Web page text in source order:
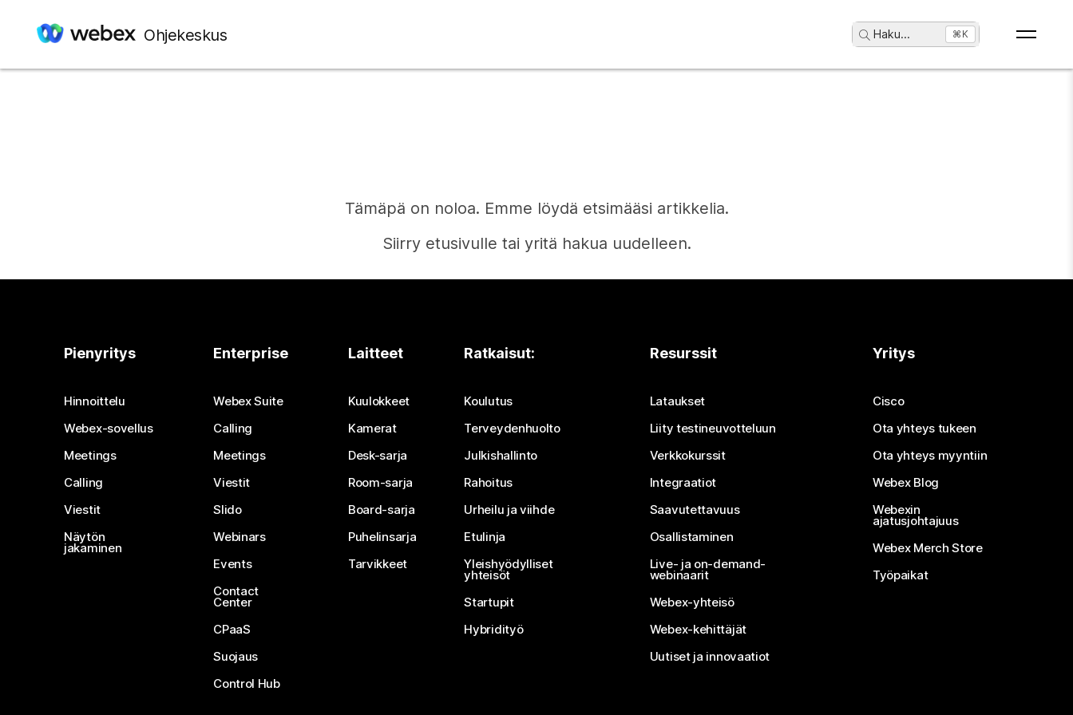
Ohjekeskus Haku... ⌘K
Tämäpä on noloa. Emme löydä etsimääsi artikkelia.
Siirry etusivulle tai yritä hakua uudelleen.
Tarvitsetko vastauksen?
Lähetä kysymys
Pienyritys
Hinnoittelu
Webex-sovellus
Meetings
Calling
Viestit
Näytön
jakaminen
Enterprise
Webex Suite
Calling
Meetings
Viestit
Slido
Webinars
Events
Contact
Center
CPaaS
Suojaus
Control Hub
Laitteet
Kuulokkeet
Kamerat
Desk-sarja
Room-sarja
Board-sarja
Puhelinsarja
Tarvikkeet
Ratkaisut:
Koulutus
Terveydenhuolto
Julkishallinto
Rahoitus
Urheilu ja viihde
Etulinja
Yleishyödylliset
yhteisöt
Startupit
Hybridityö
Resurssit
Lataukset
Liity testineuvotteluun
Verkkokurssit
Integraatiot
Saavutettavuus
Osallistaminen
Live- ja on-demand-
webinaarit
Webex-yhteisö
Webex-kehittäjät
Uutiset ja innovaatiot
Yritys
Cisco
Ota yhteys tukeen
Ota yhteys myyntiin
Webex Blog
Webexin
ajatusjohtajuus
Webex Merch Store
Työpaikat